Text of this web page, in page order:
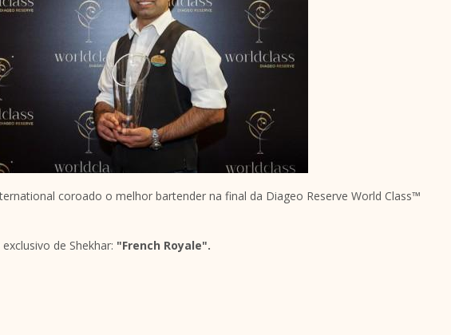
coroado o melhor bartender na final da Diageo Reserve World Class™
de Shekhar: "French Royale".